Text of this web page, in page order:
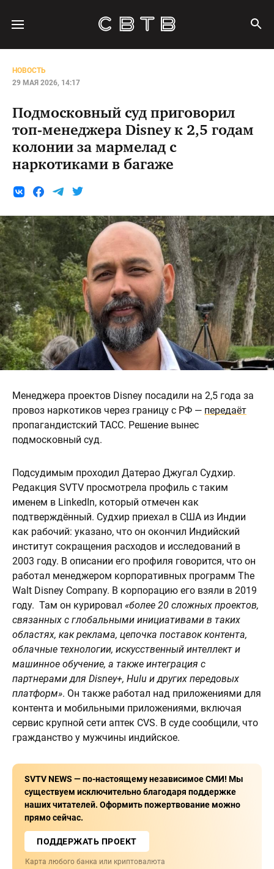
НОВОСТЬ
29 МАЯ 2026, 14:17
Подмосковный суд приговорил
топ-менеджера Disney к 2,5 годам
колонии за мармелад с
наркотиками в багаже
Менеджера проектов Disney посадили на 2,5 года за
провоз наркотиков через границу с РФ — передаёт
пропагандистский ТАСС. Решение вынес
подмосковный суд.
Подсудимым проходил Датерао Джугал Судхир.
Редакция SVTV просмотрела профиль с таким
именем в LinkedIn, который отмечен как
подтверждённый. Судхир приехал в США из Индии
как рабочий: указано, что он окончил Индийский
институт сокращения расходов и исследований в
2003 году. В описании его профиля говорится, что он
работал менеджером корпоративных программ The
Walt Disney Company. В корпорацию его взяли в 2019
году. Там он курировал «более 20 сложных проектов,
связанных с глобальными инициативами в таких
областях, как реклама, цепочка поставок контента,
облачные технологии, искусственный интеллект и
машинное обучение, а также интеграция с
партнерами для Disney+, Hulu и других передовых
платформ». Он также работал над приложениями для
контента и мобильными приложениями, включая
сервис крупной сети аптек CVS. В суде сообщили, что
гражданство у мужчины индийское.
SVTV NEWS — по-настоящему независимое СМИ! Мы
существуем исключительно благодаря поддержке
наших читателей. Оформить пожертвование можно
прямо сейчас.
ПОДДЕРЖАТЬ ПРОЕКТ
Карта любого банка или криптовалюта